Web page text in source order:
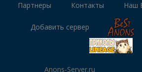
Партнеры Контакты Наш
Добавить сервер
Anons-Server.ru